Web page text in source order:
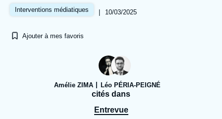
Analyses
Se connecter
Interventions médiatiques | 10/03/2025
Ajouter à mes favoris
Amélie ZIMA Léo PÉRIA-PEIGNÉ
cités dans
Entrevue